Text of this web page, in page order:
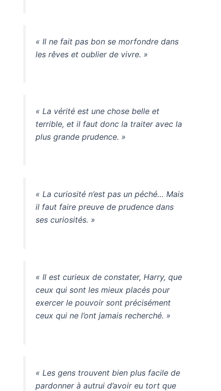
« Il ne fait pas bon se morfondre dans
les rêves et oublier de vivre. »
« La vérité est une chose belle et
terrible, et il faut donc la traiter avec la
plus grande prudence. »
« La curiosité n’est pas un péché… Mais
il faut faire preuve de prudence dans
ses curiosités. »
« Il est curieux de constater, Harry, que
ceux qui sont les mieux placés pour
exercer le pouvoir sont précisément
ceux qui ne l’ont jamais recherché. »
« Les gens trouvent bien plus facile de
pardonner à autrui d’avoir eu tort que